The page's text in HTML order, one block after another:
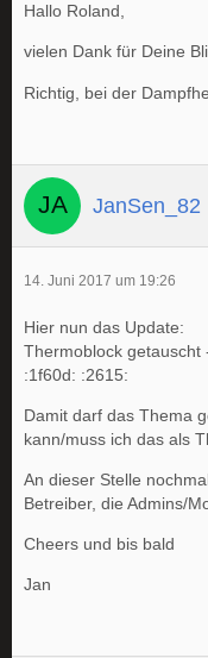
Hallo Roland,
vielen Dank für Deine
Richtig, bei der
JanSen_82
14. Juni 2017 um 19:26
Hier nun das Update:
Thermoblock getauscht
:1f60d: :2615:
Damit darf das Thema
kann/muss ich das als
An dieser Stelle
Betreiber, die Admins/
Cheers und bis bald
Jan